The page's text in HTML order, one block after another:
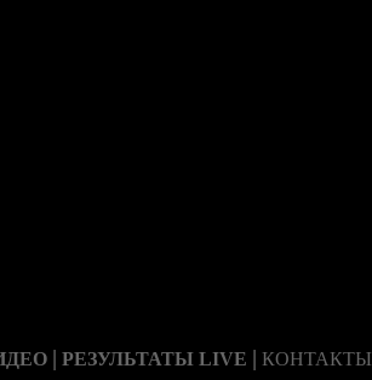
| РЕЗУЛЬТАТЫ LIVE | КОНТАКТЫ